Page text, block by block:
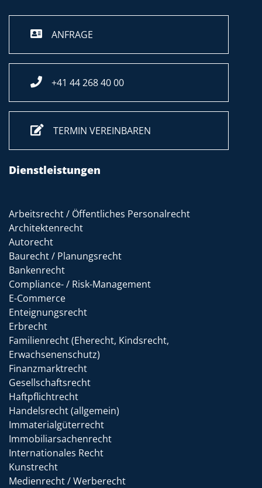
ANFRAGE
+41 44 268 40 00
TERMIN VEREINBAREN
Dienstleistungen
Arbeitsrecht / Öffentliches Personalrecht
Architektenrecht
Autorecht
Baurecht / Planungsrecht
Bankenrecht
Compliance- / Risk-Management
E-Commerce
Enteignungsrecht
Erbrecht
Familienrecht (Eherecht, Kindsrecht,
Erwachsenenschutz)
Finanzmarktrecht
Gesellschaftsrecht
Haftpflichtrecht
Handelsrecht (allgemein)
Immaterialgüterrecht
Immobiliarsachenrecht
Internationales Recht
Kunstrecht
Medienrecht / Werberecht